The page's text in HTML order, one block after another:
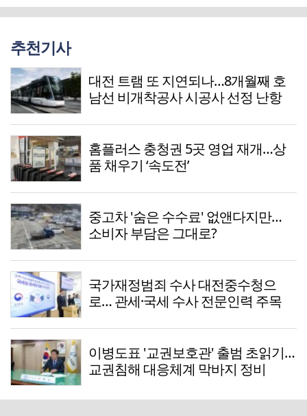
추천기사
대전 트램 또 지연되나…8개월째 호
남선 비개착공사 시공사 선정 난항
홈플러스 충청권 5곳 영업 재개…상
품 채우기 ‘속도전’
중고차 '숨은 수수료' 없앤다지만…
소비자 부담은 그대로?
국가재정범죄 수사 대전중수청으
로… 관세·국세 수사 전문인력 주목
이병도표 '교권보호관' 출범 초읽기…
교권침해 대응체계 막바지 정비